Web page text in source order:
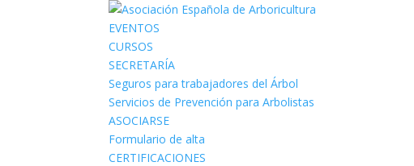
EVENTOS
CURSOS
SECRETARÍA
Seguros para trabajadores del Árbol
Servicios de Prevención para Arbolistas
ASOCIARSE
Formulario de alta
CERTIFICACIONES